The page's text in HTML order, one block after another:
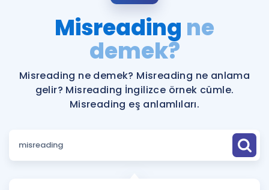
Şifremi Hatırlamıyorum
Katılımcı Görüşleri
Faydalı Araçlar
Ücretsiz Kaynaklar
Puan Hesaplama
İngilizce Gramer
Misreading ne
demek?
Misreading ne demek? Misreading ne anlama
gelir? Misreading İngilizce örnek cümle.
Misreading eş anlamlıları.